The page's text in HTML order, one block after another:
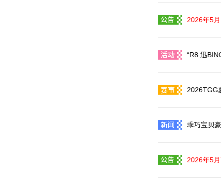
2026年5
“R8 迅
2026TGG
乖巧宝贝
2026年5